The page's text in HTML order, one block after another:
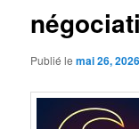
Publié lemai 26, 2026